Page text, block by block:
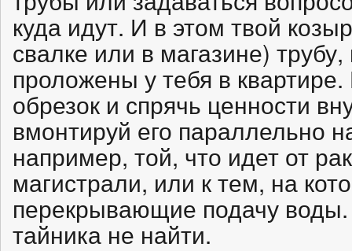
куда идут. И в этом твой
свалке или в магазине)
проложены у тебя в
обрезок и спрячь ценности
вмонтируй его параллельно
например, той, что идет от
магистрали, или к тем, на
перекрывающие подачу
тайника не найти.